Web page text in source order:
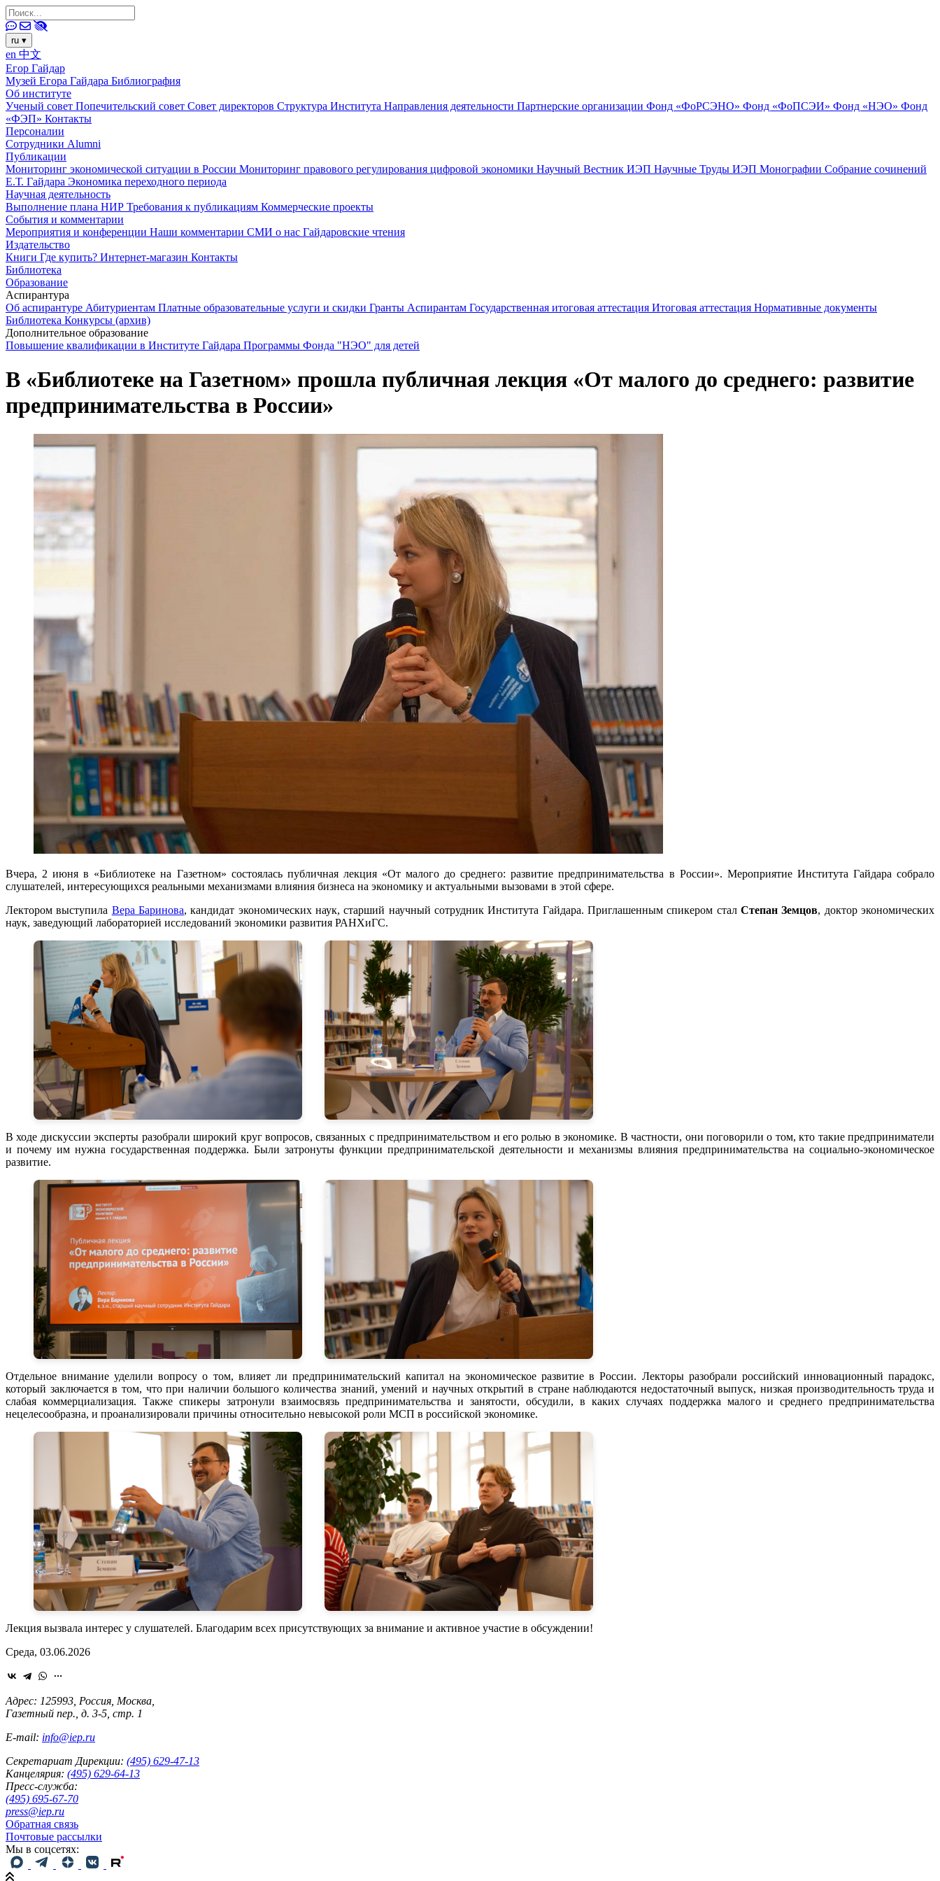
ru ▾
en 中文
Егор Гайдар
Музей Егора Гайдара Библиография
Об институте
Ученый совет Попечительский совет Совет директоров Структура Института Направления деятельности Партнерские организации Фонд «ФоРСЭНО» Фонд «ФоПСЭИ» Фонд «НЭО» Фонд
«ФЭП» Контакты
Персоналии
Сотрудники Alumni
Публикации
Мониторинг экономической ситуации в России Мониторинг правового регулирования цифровой экономики Научный Вестник ИЭП Научные Труды ИЭП Монографии Собрание сочинений
Е.Т. Гайдара Экономика переходного периода
Научная деятельность
Выполнение плана НИР Требования к публикациям Коммерческие проекты
События и комментарии
Мероприятия и конференции Наши комментарии СМИ о нас Гайдаровские чтения
Издательство
Книги Где купить? Интернет-магазин Контакты
Библиотека
Образование
Аспирантура
Об аспирантуре Абитуриентам Платные образовательные услуги и скидки Гранты Аспирантам Государственная итоговая аттестация Итоговая аттестация Нормативные документы
Библиотека Конкурсы (архив)
Дополнительное образование
Повышение квалификации в Институте Гайдара Программы Фонда "НЭО" для детей
В «Библиотеке на Газетном» прошла публичная лекция «От малого до среднего: развитие
предпринимательства в России»
Вчера, 2 июня в «Библиотеке на Газетном» состоялась публичная лекция «От малого до среднего: развитие предпринимательства в России». Мероприятие Института Гайдара собрало
слушателей, интересующихся реальными механизмами влияния бизнеса на экономику и актуальными вызовами в этой сфере.
Лектором выступила Вера Баринова, кандидат экономических наук, старший научный сотрудник Института Гайдара. Приглашенным спикером сталСтепан Земцов, доктор экономических
наук, заведующий лабораторией исследований экономики развития РАНХиГС.
В ходе дискуссии эксперты разобрали широкий круг вопросов, связанных с предпринимательством и его ролью в экономике. В частности, они поговорили о том, кто такие предприниматели
и почему им нужна государственная поддержка. Были затронуты функции предпринимательской деятельности и механизмы влияния предпринимательства на социально-экономическое
развитие.
Отдельное внимание уделили вопросу о том, влияет ли предпринимательский капитал на экономическое развитие в России. Лекторы разобрали российский инновационный парадокс,
который заключается в том, что при наличии большого количества знаний, умений и научных открытий в стране наблюдаются недостаточный выпуск, низкая производительность труда и
слабая коммерциализация. Также спикеры затронули взаимосвязь предпринимательства и занятости, обсудили, в каких случаях поддержка малого и среднего предпринимательства
нецелесообразна, и проанализировали причины относительно невысокой роли МСП в российской экономике.
Лекция вызвала интерес у слушателей. Благодарим всех присутствующих за внимание и активное участие в обсуждении!
Среда, 03.06.2026
Адрес: 125993, Россия, Москва,
Газетный пер., д. 3-5, стр. 1
E-mail: info@iep.ru
Секретариат Дирекции: (495) 629-47-13
Канцелярия: (495) 629-64-13
Пресс-служба:
(495) 695-67-70
press@iep.ru
Обратная связь
Почтовые рассылки
Мы в соцсетях: